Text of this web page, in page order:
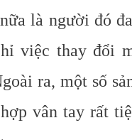
là người đó
việc thay đổi
ra, một số
vân tay rất